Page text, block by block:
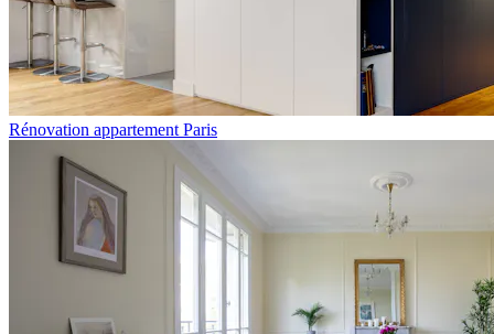
Rénovation appartement Paris